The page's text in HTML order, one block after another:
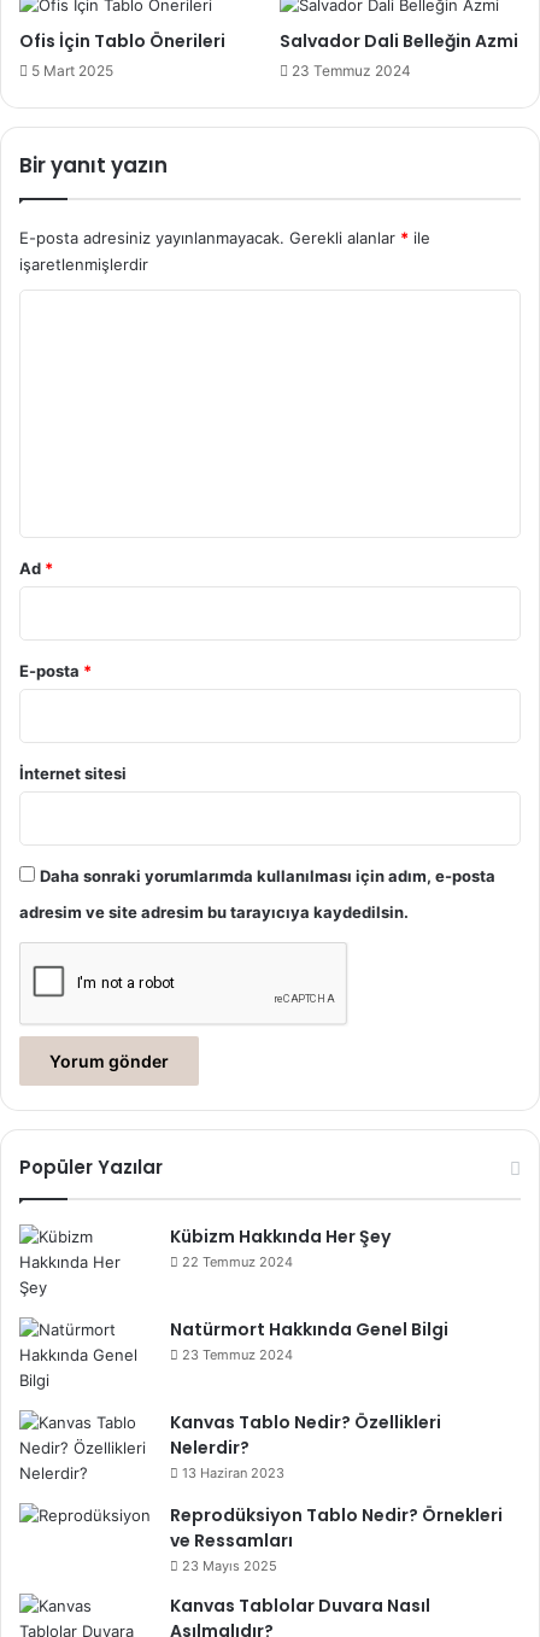
Ofis İçin Tablo Önerileri
5 Mart 2025
Salvador Dali Belleğin Azmi
23 Temmuz 2024
Bir yanıt yazın
E-posta adresiniz yayınlanmayacak. Gerekli alanlar * ile
işaretlenmişlerdir
Ad *
E-posta *
İnternet sitesi
Daha sonraki yorumlarımda kullanılması için adım, e-posta
adresim ve site adresim bu tarayıcıya kaydedilsin.
Popüler Yazılar
Kübizm Hakkında Her Şey
22 Temmuz 2024
Natürmort Hakkında Genel Bilgi
23 Temmuz 2024
Kanvas Tablo Nedir? Özellikleri
Nelerdir?
13 Haziran 2023
Reprodüksiyon Tablo Nedir? Örnekleri
ve Ressamları
23 Mayıs 2025
Kanvas Tablolar Duvara Nasıl
Asılmalıdır?